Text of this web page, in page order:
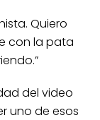
Quiero
con la pata
del video
uno de esos